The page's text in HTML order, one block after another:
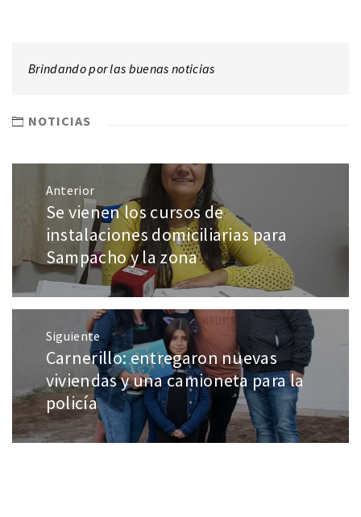
Brindando por las buenas noticias
NOTICIAS
Anterior
Se vienen los cursos de
instalaciones domiciliarias para
Sampacho y la zona
Siguiente
Carnerillo: entregaron nuevas
viviendas y una camioneta para la
policía